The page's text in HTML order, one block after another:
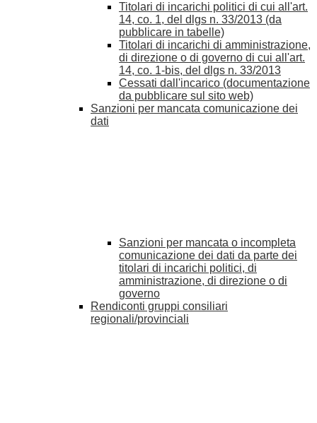
Titolari di incarichi politici di cui all'art.
14, co. 1, del dlgs n. 33/2013 (da
pubblicare in tabelle)
Titolari di incarichi di amministrazione,
di direzione o di governo di cui all'art.
14, co. 1-bis, del dlgs n. 33/2013
Cessati dall'incarico (documentazione
da pubblicare sul sito web)
Sanzioni per mancata comunicazione dei
dati
Sanzioni per mancata o incompleta
comunicazione dei dati da parte dei
titolari di incarichi politici, di
amministrazione, di direzione o di
governo
Rendiconti gruppi consiliari
regionali/provinciali